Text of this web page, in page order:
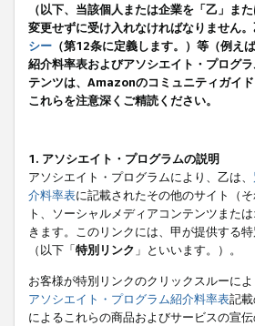
（以下、当該個人または企業を「乙」ま
変更せずに受け入れなければなりません
シー （第12条に定義します。）等（例
紹介料率表およびアソシエイト・プログ
テンツは、Amazonのコミュニティガイ
これらを注意深くご精読ください。
1. アソシエイト・プログラムの説明
アソシエイト・プログラムにより、乙は、
介料率表に記載されたその他のサイト（
ト、ソーシャルメディアコンテンツまた
きます。このリンクには、甲が提供する
（以下「特別リンク 」といいます。）。
お客様が特別リンクのクリックスルーに
アソシエイト・プログラム紹介料率表記
によるこれらの商品およびサービスの宣